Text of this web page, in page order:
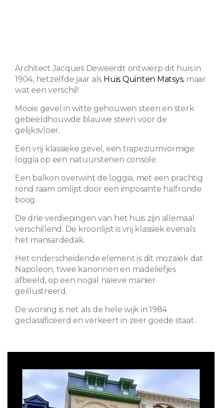
Architect Jacques Deweerdt ontwierp dit huis in
1904, hetzelfde jaar als Huis Quinten Matsys, maar
wat een verschil!
Mooie gevel in witte gehouwen steen en sterk
gebeeldhouwde blauwe steen voor de
gelijksvloer.
Een vrij klassieke gevel, een trapeziumvormige
loggia op een natuurstenen console.
Een balkon overwint de loggia, met een prachtig
rond raam omlijst door een imposante halfronde
boog.
De drie verdiepingen van het huis zijn allemaal
verschillend. De kroonlijst is vrij klassiek evenals
het mansardedak.
Het onderscheidende element is dit mozaïek dat
Napoleon, twee kanonnen en madeliefjes
afbeeld, op een nogal naïeve manier
geïllustreerd.
De woning is net als de hele wijk in 1984
geclassificeerd en verkeert in zeer goede staat.